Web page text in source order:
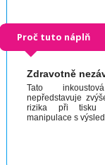
Proč tuto náplň
Zdravotně
Tato
nepředstavuje
rizika při tisku
manipulace s